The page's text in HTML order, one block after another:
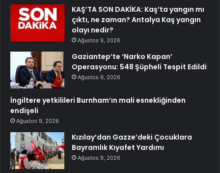
KAŞ’TA SON DAKİKA: Kaş’ta yangın mı
çıktı, ne zaman? Antalya Kaş yangın
olayı nedir?
Ağustos 9, 2026
Gaziantep’te ‘Narko Kapan’
Operasyonu: 548 Şüpheli Tespit Edildi
Ağustos 9, 2026
İngiltere yetkilileri Burnham’ın mali esnekliğinden
endişeli
Ağustos 9, 2026
Kızılay’dan Gazze’deki Çocuklara
Bayramlık Kıyafet Yardımı
Ağustos 9, 2026